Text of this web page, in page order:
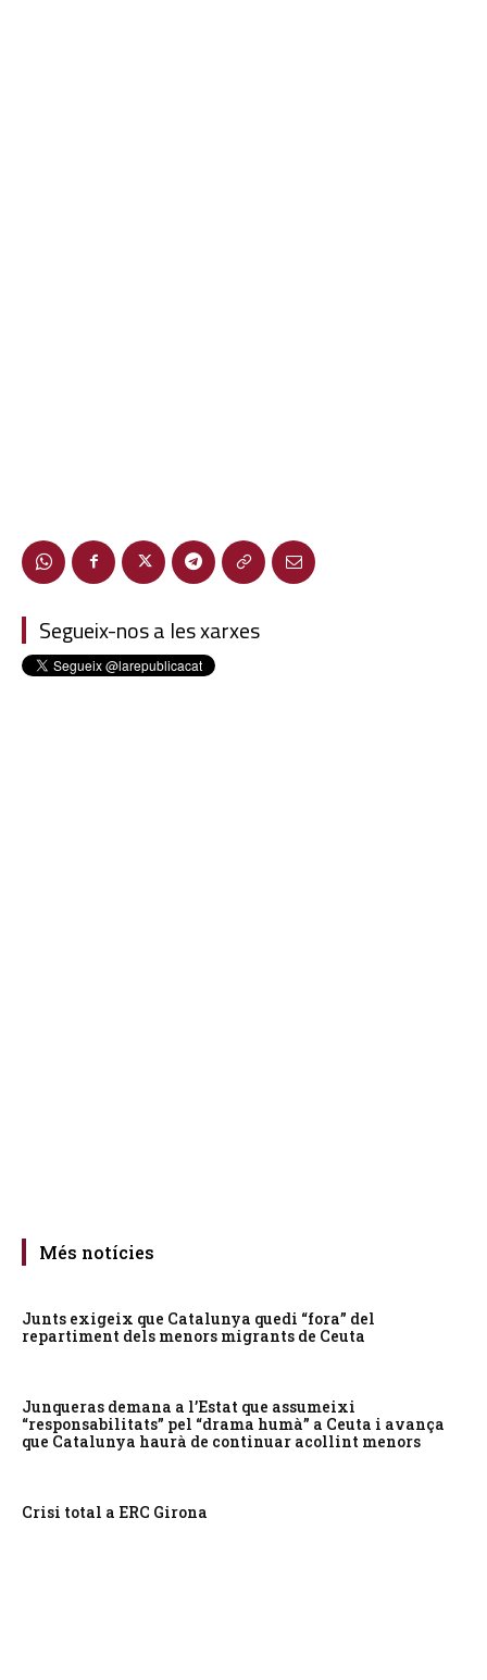
Segueix-nos a les xarxes
Més notícies
Junts exigeix que Catalunya quedi “fora” del
repartiment dels menors migrants de Ceuta
Junqueras demana a l’Estat que assumeixi
“responsabilitats” pel “drama humà” a Ceuta i avança
que Catalunya haurà de continuar acollint menors
Crisi total a ERC Girona